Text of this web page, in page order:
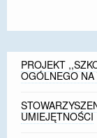
PROJEKT
OGÓLNEGO NA
UMIEJĘTNOŚCI